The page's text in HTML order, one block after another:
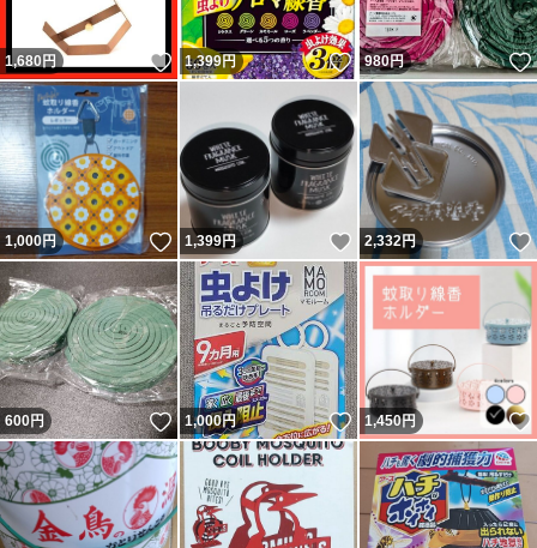
1,680 円 いいね！
1,399円 いいね！
980円
1,000円 いいね！
1,399円 いいね！
2,332円
600円 いいね！
1,000円 いいね！
1,450円